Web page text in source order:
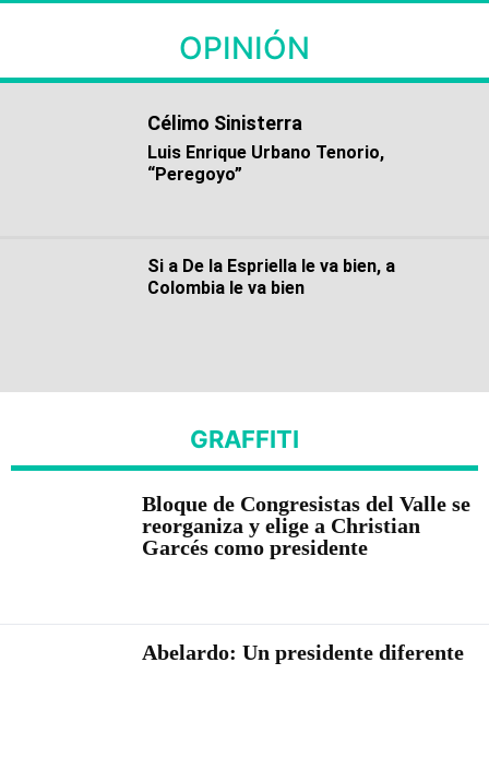
OPINIÓN
Célimo Sinisterra
Luis Enrique Urbano Tenorio,
“Peregoyo”
Si a De la Espriella le va bien, a
Colombia le va bien
GRAFFITI
Bloque de Congresistas del Valle se
reorganiza y elige a Christian
Garcés como presidente
Abelardo: Un presidente diferente